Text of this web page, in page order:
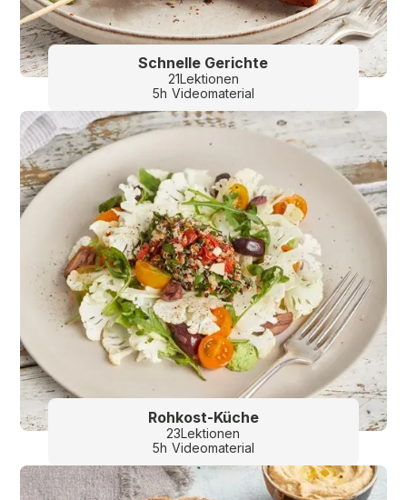
Schnelle Gerichte
21Lektionen
5h Videomaterial
Rohkost-Küche
23Lektionen
5h Videomaterial